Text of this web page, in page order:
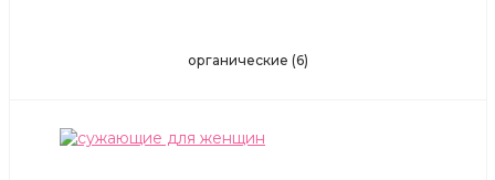
органические (6)